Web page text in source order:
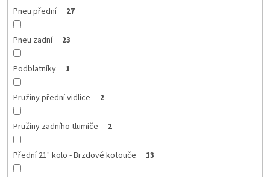
Pneu přední 27
Pneu zadní 23
Podblatníky 1
Pružiny přední vidlice 2
Pružiny zadního tlumiče 2
Přední 21" kolo - Brzdové kotouče 13